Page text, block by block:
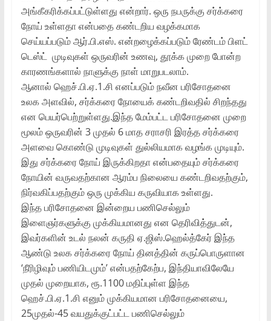
அங்கீகரிக்கப்பட்டுள்ளது என்றார். ஒரு நபருக்கு சர்க்கரை
நோய் உள்ளதா என்பதை கண்டறிய வழக்கமாக
செய்யப்படும் ஆர்.பி.எஸ். என்றழைக்கப்படும் ரேண்டம் பிளட்
டெஸ்ட் முடிவுகள் ஒருவரின் உணவு, தூக்க முறை போன்ற
காரணங்களால் நாளுக்கு நாள் மாறுபடலாம்.
ஆனால் ஹெச்.பி.ஏ.1.சி எனப்படும் நவீன பரிசோதனை
உலக அளவில், சர்க்கரை நோயைக் கண்டறிவதில் சிறந்தது
என பெயர்பெற்றுள்ளது.இந்த மேம்பட்ட பரிசோதனை முறை
மூலம் ஒருவரின் 3 முதல் 6 மாத சராசரி இரத்த சர்க்கரை
அளவை கொண்டு முடிவுகள் துல்லியமாக வழங்க முடியும்.
இது சர்க்கரை நோய் இருக்கிறதா என்பதையும் சர்க்கரை
நோயின் வருவதற்கான ஆரம்ப நிலையை கண்டறிவதற்கும்,
நிர்வகிப்பதற்கும் ஒரு முக்கிய கருவியாக உள்ளது.
இந்த பரிசோதனை இன்றைய பணிசெல்லும்
இளைஞர்களுக்கு முக்கியமானது என தெரிவித்துடன்,
இவர்களின் உடல் நலன் கருதி ஏ.ஜிஸ்.ஹெல்த்கேர் இந்த
ஆண்டு உலக சர்க்கரை நோய் தினத்தின் கருப்பொருளான
‘நீரிழிவும் பணியிடமும்’ என்பதற்கேற்ப, இந்தியாவிலேயே
முதல் முறையாக, ரூ.1100 மதிப்புள்ள இந்த
ஹெச்.பி.ஏ.1.சி எனும் முக்கியமான பரிசோதனையை,
25முதல்-45 வயதுக்குட்பட்ட பணிசெல்லும்